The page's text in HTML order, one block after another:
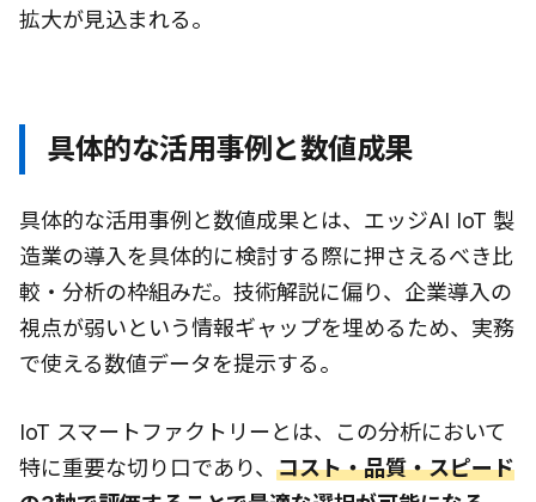
拡大が見込まれる。
具体的な活用事例と数値成果
具体的な活用事例と数値成果とは、エッジAI IoT 製
造業の導入を具体的に検討する際に押さえるべき比
較・分析の枠組みだ。技術解説に偏り、企業導入の
視点が弱いという情報ギャップを埋めるため、実務
で使える数値データを提示する。
IoT スマートファクトリーとは、この分析において
特に重要な切り口であり、 コスト・品質・スピード